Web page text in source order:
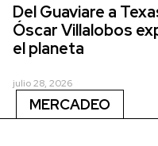
Del Guaviare a
Óscar Villalobos
el planeta
julio 28, 2026
MERCADEO